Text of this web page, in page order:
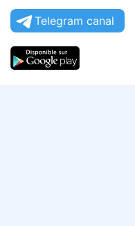
Telegram canal